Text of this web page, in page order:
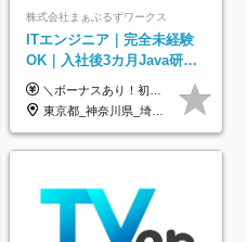
株式会社まぁぶるずワークス
ITエンジニア｜完全未経験
OK｜入社後3カ月Java研修
｜リモート率8割以上｜充実
のキャリア支援｜残業月10h
＼ボーナスあり！初年度から年収300万円以上／ ■月給25万円～35万円＋残業代全額支給＋各種手当＋賞与年1回 ◎経験・年齢・スキルなどを考慮し、できるだけ優遇します ◎試用期間中(3カ月)は契約社員で、月給21万円＋諸手当になります。 (試用期間中は残業が発生しません。その他の待遇に変更はありません) ----------------- ＼3つの評価軸！実力次第で早期収入アップ！／ 【1】スキル(IT理解、実装力、設計) 【2】実務力(現場評価、コミュ力、品質) 【3】姿勢(自走力、意欲、責任感) この3つの評価軸で、3カ月ごとに評価。社内グレードにより、給与が決まる明確な仕組みです。何ができれば給与が上がるのか分かりやすく、実力や努力次第で早期に収入を増やせます！ 【固定残業代について】 なし（残業代は、実際の労働時間に応じて別途全額支給）
東京都_神奈川県_埼玉県_千葉県_大阪府_愛知県_北海道_青森県_岩手県_宮城県_秋田県_山形県_福島県_茨城県_栃木県_群馬県_新潟県_山梨県_長野県_富山県_石川県_福井県_静岡県_岐阜県_三重県_兵庫県_京都府_滋賀県_奈良県_和歌山県_広島県_岡山県_鳥取県_島根県_山口県_徳島県_香川県_愛媛県_高知県_福岡県_熊本県_佐賀県_長崎県_大分県_宮崎県_鹿児島県_沖縄県